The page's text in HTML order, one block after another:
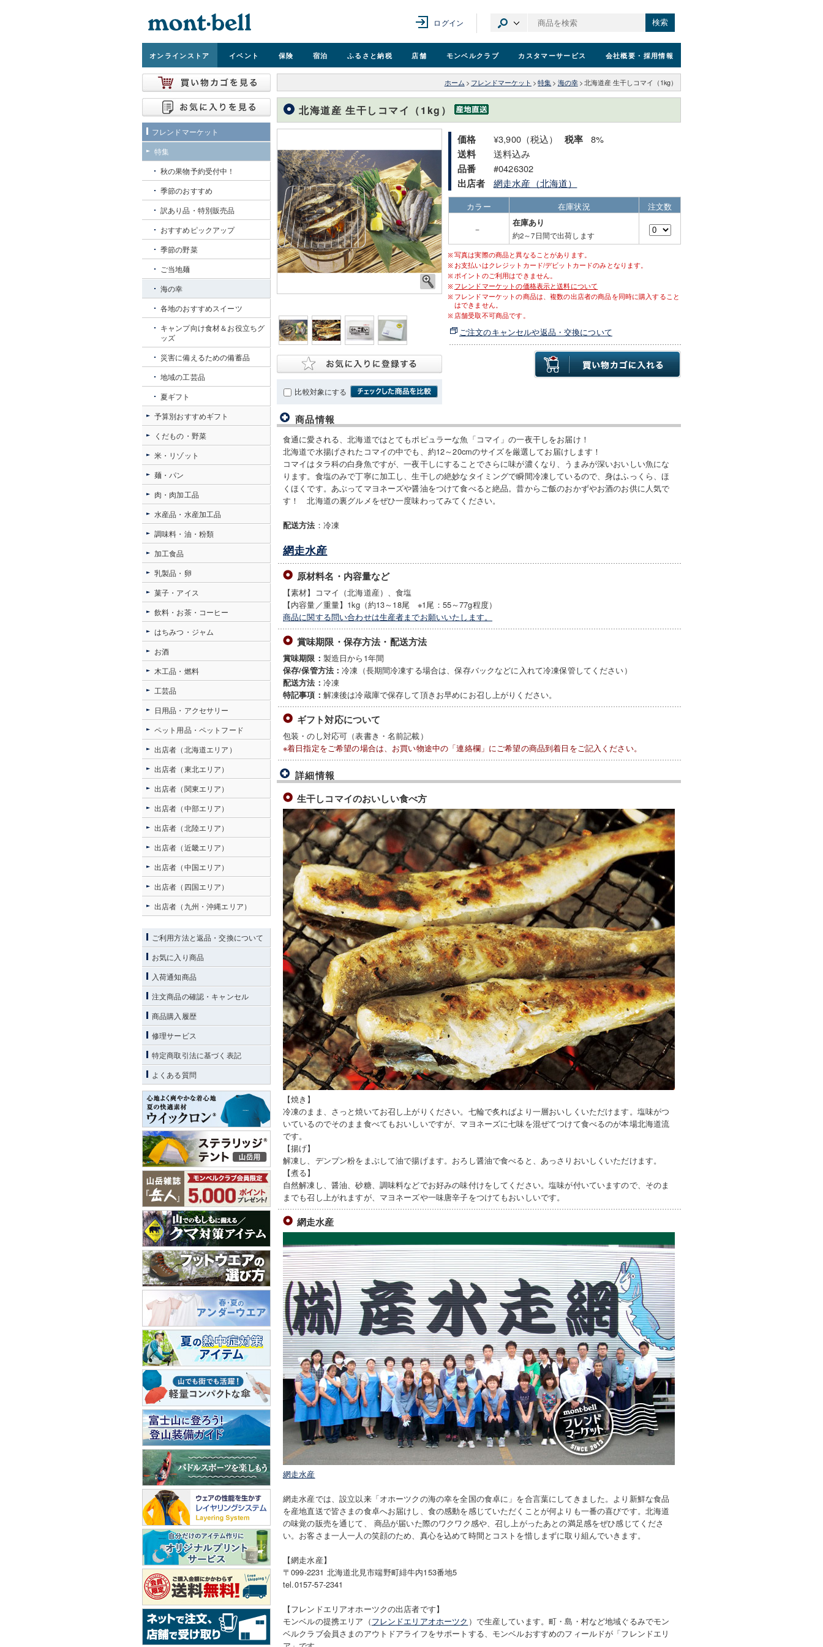
ログイン 検索
オンラインストア イベント 保険 宿泊 ふるさと納税 店舗 モンベルクラブ カスタマーサービス 会社概要 ・採用情報
ホーム > フレンドマーケット > 特集 > 海の幸 > 北海道産 生干しコマイ（1kg）
北海道産 生干しコマイ（1kg）
比較対象にする
価格 ¥3,900（税込） 税率 8%
送料 送料込み
品番 #0426302
出店者 網走水産（北海道）
カラー 在庫状況
注文数
－
在庫あり
約2～7日間で出荷します
写真は実際の商品と異なることがあります。
お支払いはクレジットカード/デビットカードのみとなります。
ポイントのご利用はできません。
フレンドマーケットの価格表示と送料について
フレンドマーケットの商品は、複数の出店者の商品を同時に購入すること
はできません。
店舗受取不可商品です。
ご注文のキャンセルや返品・交換について
商品情報
食通に愛される、北海道ではとてもポピュラーな魚「コマイ」の一夜干しをお届け！
北海道で水揚げされたコマイの中でも、約12～20cmのサイズを厳選してお届けします！
コマイはタラ科の白身魚ですが、一夜干しにすることでさらに味が濃くなり、うまみが深いおいしい魚にな
ります。食塩のみで丁寧に加工し、生干しの絶妙なタイミングで瞬間冷凍しているので、身はふっくら、ほ
くほくです。あぶってマヨネーズや醤油をつけて食べると絶品。昔からご飯のおかずやお酒のお供に人気で
す！ 北海道の裏グルメをぜひ一度味わってみてください。
配送方法 ：冷凍
網走水産
原材料名・内容量など
【素材】コマイ（北海道産）、食塩
【内容量／重量】1kg（約13～18尾 ※1尾：55～77g程度）
商品に関する問い合わせは生産者までお願いいたします。
賞味期限・保存方法・配送方法
賞味期限： 製造日から1年間
保存/保管方法：冷凍（長期間冷凍する場合は、保存バックなどに入れて冷凍保管してください）
配送方法： 冷凍
特記事項： 解凍後は冷蔵庫で保存して頂きお早めにお召し上がりください。
ギフト対応について
包装・のし対応可（表書き・名前記載）
※着日指定をご希望の場合は、お買い物途中の「連絡欄」にご希望の商品到着日をご記入ください。
詳細情報
生干しコマイのおいしい食べ方
【焼き】
冷凍のまま、さっと焼いてお召し上がりください。七輪で炙ればより一層おいしくいただけます。塩味がつ
いているのでそのまま食べてもおいしいですが、マヨネーズに七味を混ぜてつけて食べるのが本場北海道流
です。
【揚げ】
解凍し、デンプン粉をまぶして油で揚げます。おろし醤油で食べると、あっさりおいしくいただけます。
【煮る】
自然解凍し、醤油、砂糖、調味料などでお好みの味付けをしてください。塩味が付いていますので、そのま
までも召し上がれますが、マヨネーズや一味唐辛子をつけてもおいしいです。
網走水産
網走水産
網走水産では、設立以来「オホーツクの海の幸を全国の食卓に」を合言葉にしてきました。より新鮮な食品
を産地直送で皆さまの食卓へお届けし、食の感動を感じていただくことが何よりも一番の喜びです。北海道
の味覚の販売を通じて、 商品が届いた際のワクワク感や、召し上がったあとの満足感をぜひ感じてくださ
い。お客さま一人一人の笑顔のため、真心を込めて時間とコストを惜しまずに取り組んでいきます。
【網走水産】
〒099-2231 北海道北見市端野町緋牛内153番地5
tel.0157-57-2341
【フレンドエリアオホーツクの出店者です】
モンベルの提携エリア（フレンドエリアオホーツク ）で生産しています。町・島・村など地域ぐるみでモン
ベルクラブ会員さまのアウトドアライフをサポートする、モンベルおすすめのフィールドが「フレンドエリ
フレンドマーケット
特集
秋の果物予約受付中！
季節のおすすめ
訳あり品・特別販売品
おすすめピックアップ
季節の野菜
ご当地麺
海の幸
各地のおすすめスイーツ
キャンプ向け食材＆お役立ちグ
ッズ
災害に備えるための備蓄品
地域の工芸品
夏ギフト
予算別おすすめギフト
くだもの・野菜
米・リゾット
麺・パン
肉・肉加工品
水産品・水産加工品
調味料・油・粉類
加工食品
乳製品・卵
菓子・アイス
飲料・お茶・コーヒー
はちみつ・ジャム
お酒
木工品・燃料
工芸品
日用品・アクセサリー
ペット用品・ペットフード
出店者（北海道エリア）
出店者（東北エリア）
出店者（関東エリア）
出店者（中部エリア）
出店者（北陸エリア）
出店者（近畿エリア）
出店者（中国エリア）
出店者（四国エリア）
出店者（九州・沖縄エリア）
ご利用方法と返品・交換について
お気に入り商品
入荷通知商品
注文商品の確認・キャンセル
商品購入履歴
修理サービス
特定商取引法に基づく表記
よくある質問